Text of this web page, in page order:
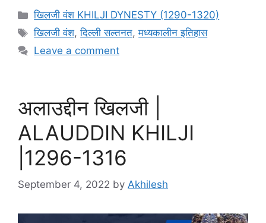
Categories
खिलजी वंश KHILJI DYNESTY (1290-1320)
Tags
खिलजी वंश,दिल्ली सल्तनत,मध्यकालीन इतिहास
Leave a comment
अलाउद्दीन खिलजी |
ALAUDDIN KHILJI
|1296-1316
September 4, 2022 by Akhilesh